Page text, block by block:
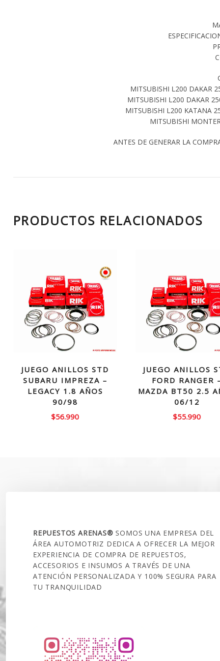
MITSUBISHI L200 DAKAR
MITSUBISHI L200 DAKAR
MITSUBISHI L200 KATANA
MITSUBISHI
ANTES DE GENERAR LA
PRODUCTOS RELACIONADOS
JUEGO ANILLOS STD
SUBARU IMPREZA –
LEGACY 1.8 AÑOS
90/98
$56.990
JUEGO ANILLOS
FORD RANGER
MAZDA BT50 2.5
06/12
$55.990
REPUESTOS ARENAS®SOMOS UNA EMPRESA DEL
ÁREA AUTOMOTRIZ DEDICA A OFRECER LA MEJOR
EXPERIENCIA DE COMPRA DE REPUESTOS,
ACCESORIOS E INSUMOS A TRAVÉS DE UNA
ATENCIÓN PERSONALIZADA Y 100% SEGURA PARA
TU TRANQUILIDAD